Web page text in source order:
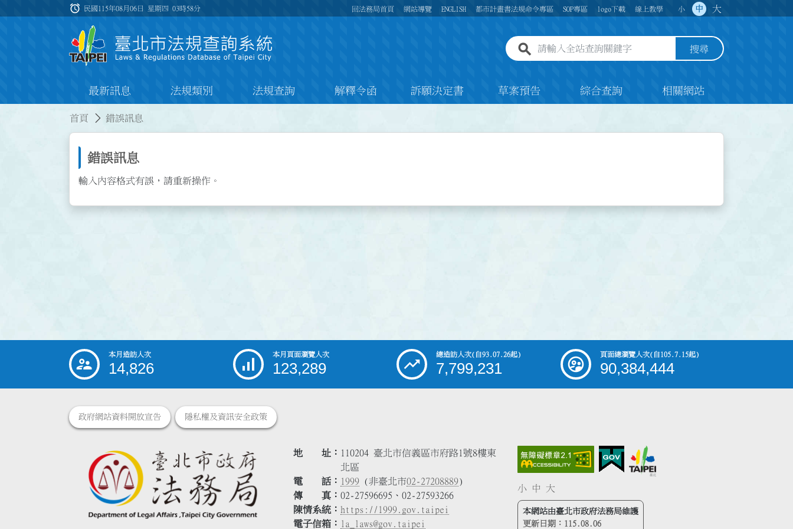
:::
alarm 民國115年08月06日 星期四03時58分 回法務局首頁 網站導覽 ENGLISH 都市計畫書法規命令專區 SOP專區 logo下載 線上教學 小 中 大
全站查詢關鍵字欄位 搜尋
最新訊息 法規類別 法規查詢 解釋令函 訴願決定書 草案預告 綜合查詢 相關網站
首頁 錯誤訊息
錯誤訊息
輸入內容格式有誤，請重新操作。
::: 本月造訪人次
14,826
本月頁面瀏覽人次
123,289
總造訪人次(自93.07.26起)
7,799,231
頁面總瀏覽人次(自105.7.15起)
90,384,444
政府網站資料開放宣告 隱私權及資訊安全政策
地 址
110204 臺北市信義區市府路1號8樓東
北區
電 話
1999 (非臺北市02-27208889)
傳 真
02-27596695、02-27593266
陳情系統
https://1999.gov.taipei
電子信箱
la_laws@gov.taipei
小 中 大
本網站由臺北市政府法務局維護
更新日期： 115.08.06